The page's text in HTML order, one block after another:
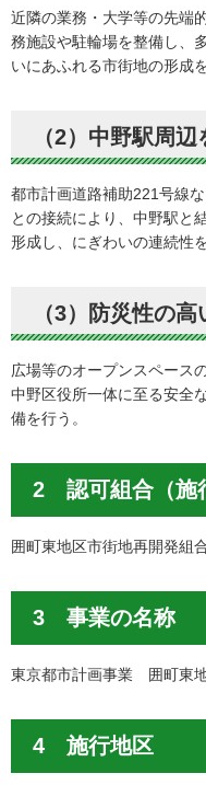
近隣の業務・大学等の先端
務施設や駐輪場を整備し、
いにあふれる市街地の形成を
（2）中野駅周
都市計画道路補助221号線
との接続により、中野駅と
形成し、にぎわいの連続性
（3）防災性の
広場等のオープンスペース
中野区役所一体に至る安全
備を行う。
2 認可組合（施
囲町東地区市街地再開発
3 事業の名称
東京都市計画事業 囲町東
4 施行地区